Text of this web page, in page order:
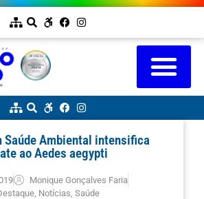
Ambiental intensifica
ao Aedes aegypti
Monique Gonçalves Faria
, Notícias Saúde